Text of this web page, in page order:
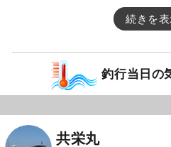
続きを
釣行当日の
共栄丸